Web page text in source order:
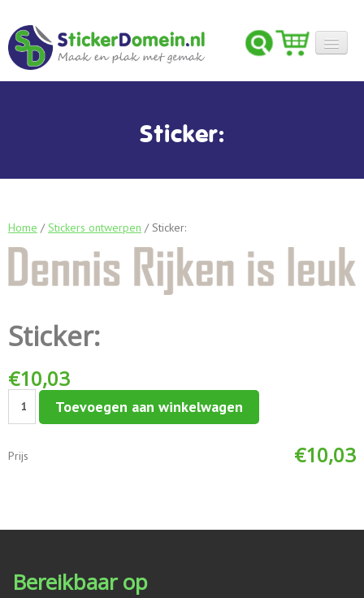
CONTACT
Sticker:
Home /Stickers ontwerpen / Sticker:
Sticker:
€10,03
Sticker:
aantal
Toevoegen aan winkelwagen
Prijs €10,03
Bereikbaar op